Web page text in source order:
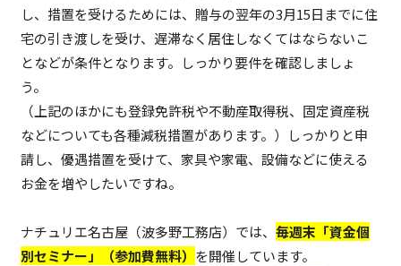
し、措置を受けるためには、贈与の翌年の3月15日までに住
宅の引き渡しを受け、遅滞なく居住しなくてはならないこ
となどが条件となります。しっかり要件を確認しましょ
う。
（上記のほかにも登録免許税や不動産取得税、固定資産税
などについても各種減税措置があります。）しっかりと申
請し、優遇措置を受けて、家具や家電、設備などに使える
お金を増やしたいですね。
ナチュリエ名古屋（波多野工務店）では、 毎週末「資金個
別セミナー」（参加費無料） を開催しています。